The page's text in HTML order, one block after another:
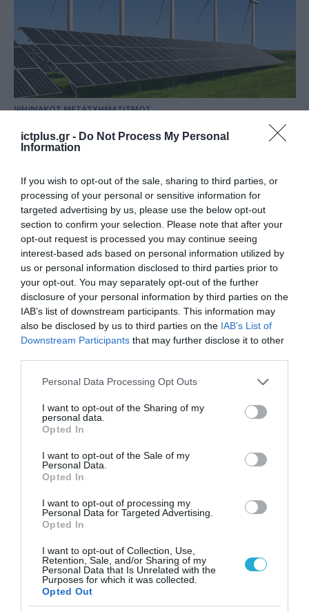
ictplus.gr - Do Not Process My Personal
Information
If you wish to opt-out of the sale, sharing to third parties, or
processing of your personal or sensitive information for
targeted advertising by us, please use the below opt-out
section to confirm your selection. Please note that after your
opt-out request is processed you may continue seeing
interest-based ads based on personal information utilized by
us or personal information disclosed to third parties prior to
your opt-out. You may separately opt-out of the further
disclosure of your personal information by third parties on the
IAB’s list of downstream participants. This information may
also be disclosed by us to third parties on the IAB’s List of
Downstream Participants that may further disclose it to other
Please note that this website/app uses one or more Google
not limited to your visit or usage behaviour. You may click to
grant or deny consent to Google and its third-party tags to
use your data for below specified purposes in below Google
consent section.
Personal Data Processing Opt Outs
I want to opt-out of the Sharing of my
personal data.
Opted In
I want to opt-out of the Sale of my
Personal Data.
Opted In
I want to opt-out of processing my
Personal Data for Targeted Advertising.
Opted In
I want to opt-out of Collection, Use,
Retention, Sale, and/or Sharing of my
Personal Data that Is Unrelated with the
Purposes for which it was collected.
Opted Out
ΨΗΦΙΑΚΟΣ ΜΕΤΑΣΧΗΜΑΤΙΣΜΟΣ
Τα ελληνικά διυλιστήρια
επενδύουν 4 δισ. ευρώ για τον
μετασχηματισμό τους
07.01.2025
ΕΝΕΡΓΕΙΑ
Πώληση του 35% της ΔΕΠΑ
ΕΜΠΟΡΙΑΣ Α.Ε. στο ΤΑΙΠΕΔ